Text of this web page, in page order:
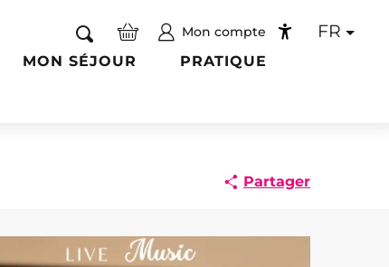
Mon compte
Recherche
FR
MON SÉJOUR PRATIQUE
Partager